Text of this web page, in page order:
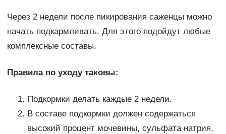
Через 2 недели после пикирования саженцы можно
начать подкармливать. Для этого подойдут любые
комплексные составы.
Правила по уходу таковы:
Подкормки делать каждые 2 недели.
В составе подкормки должен содержаться
высокий процент мочевины, сульфата натрия,